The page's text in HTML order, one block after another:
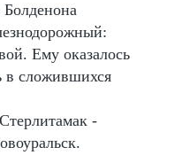
Ему оказалось
в сложившихся
-